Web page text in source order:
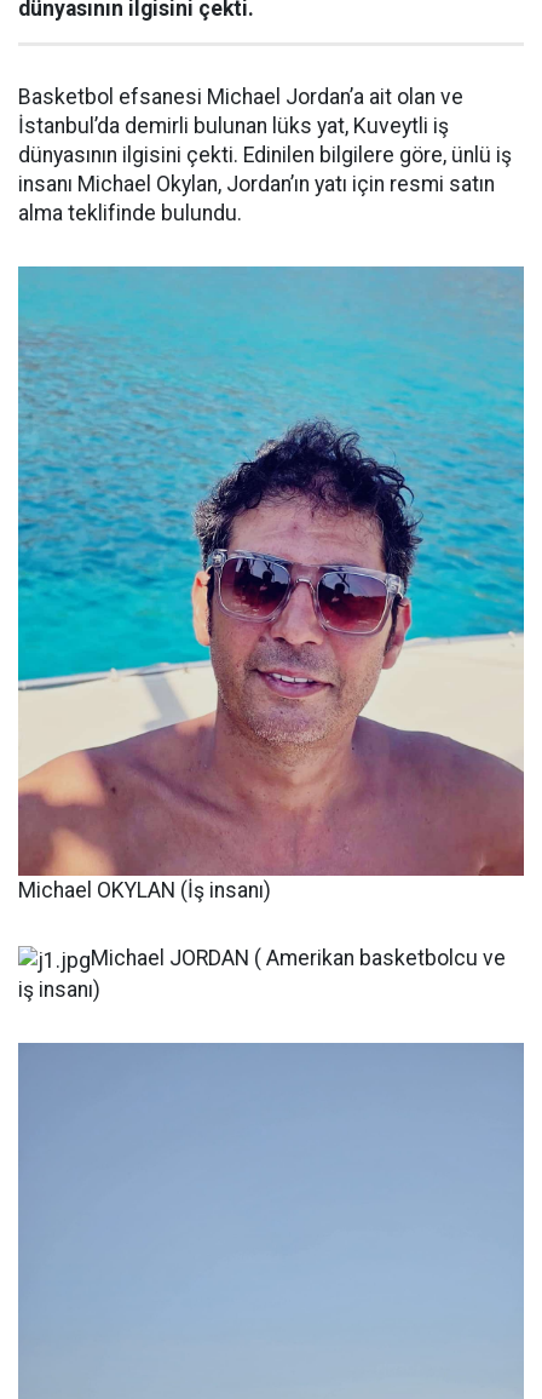
dünyasının ilgisini çekti.
Basketbol efsanesi Michael Jordan’a ait olan ve
İstanbul’da demirli bulunan lüks yat, Kuveytli iş
dünyasının ilgisini çekti. Edinilen bilgilere göre, ünlü iş
insanı Michael Okylan, Jordan’ın yatı için resmi satın
alma teklifinde bulundu.
Michael OKYLAN (İş insanı)
Michael JORDAN ( Amerikan basketbolcu ve
iş insanı)